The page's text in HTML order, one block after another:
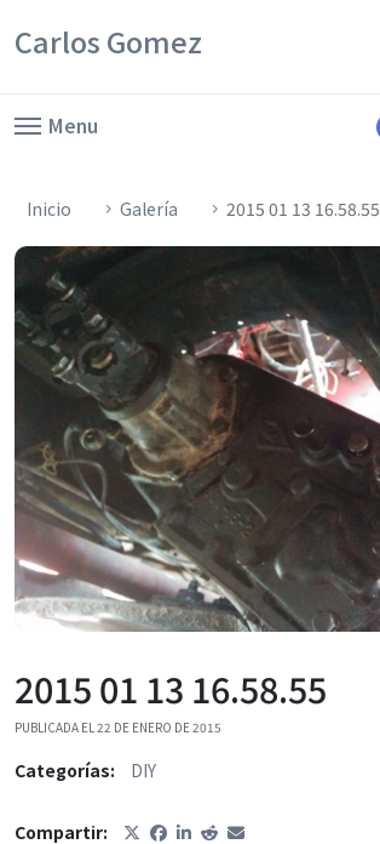
Carlos Gomez
Menu
Inicio Galería 2015 01 13 16.58.55
2015 01 13 16.58.55
PUBLICADA EL 22 DE ENERO DE 2015
Categorías: DIY
Compartir: